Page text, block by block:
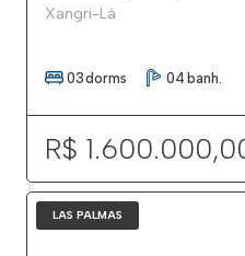
Xangri-Lá
03dorms 04 banh.
R$
LAS PALMAS